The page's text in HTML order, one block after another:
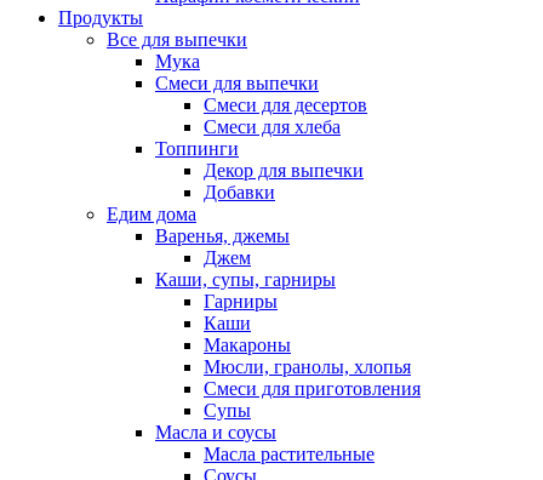
Продукты
Все для выпечки
Мука
Смеси для выпечки
Смеси для десертов
Смеси для хлеба
Топпинги
Декор для выпечки
Добавки
Едим дома
Варенья, джемы
Джем
Каши, супы, гарниры
Гарниры
Каши
Макароны
Мюсли, гранолы, хлопья
Смеси для приготовления
Супы
Масла и соусы
Масла растительные
Соусы